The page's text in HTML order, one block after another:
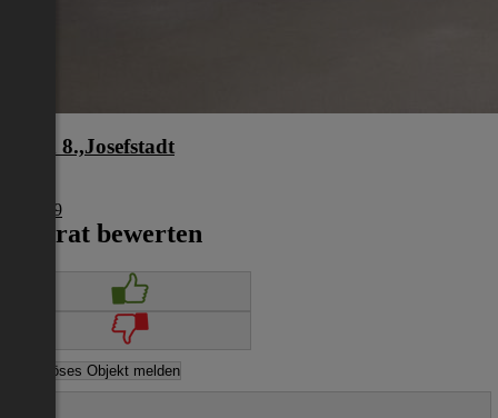
Wien 8.,Josefstadt
€ 1.849
Inserat bewerten